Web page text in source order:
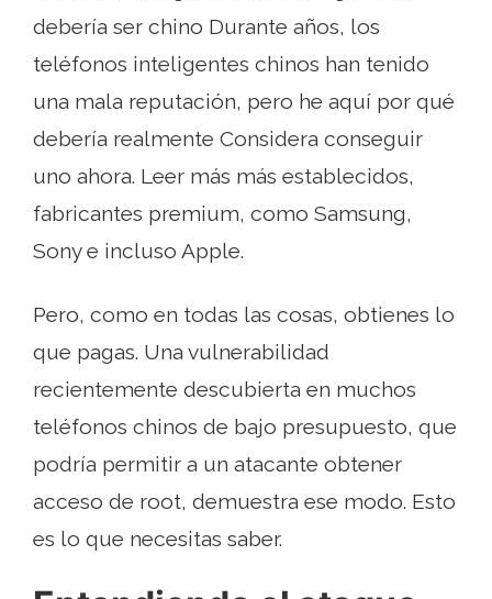
debería ser chino Durante años, los
teléfonos inteligentes chinos han tenido
una mala reputación, pero he aquí por qué
debería realmente Considera conseguir
uno ahora. Leer más más establecidos,
fabricantes premium, como Samsung,
Sony e incluso Apple.
Pero, como en todas las cosas, obtienes lo
que pagas. Una vulnerabilidad
recientemente descubierta en muchos
teléfonos chinos de bajo presupuesto, que
podría permitir a un atacante obtener
acceso de root, demuestra ese modo. Esto
es lo que necesitas saber.